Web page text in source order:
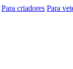
Para criadores Para